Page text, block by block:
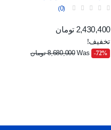
0
قیمت عادی
قیمت
2,430,400 تومان
تخفیف!
‎-72%
Was 8,680,000 تومان